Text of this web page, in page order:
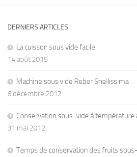
DERNIERS ARTICLES
La cuisson sous vide facile
14 août 2015
Machine sous vide Reber Snellissima
6 décembre 2012
Conservation sous-vide à température
31 mai 2012
Temps de conservation des fruits